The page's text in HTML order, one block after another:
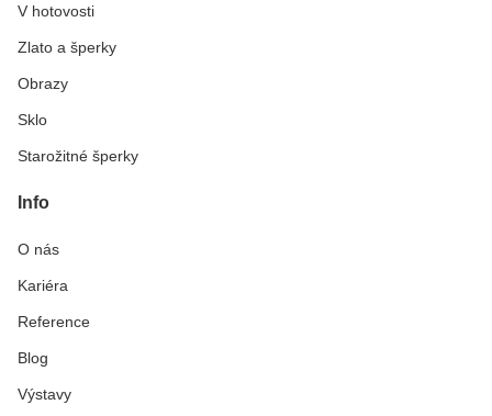
V hotovosti
Zlato a šperky
Obrazy
Sklo
Starožitné šperky
Info
O nás
Kariéra
Reference
Blog
Výstavy